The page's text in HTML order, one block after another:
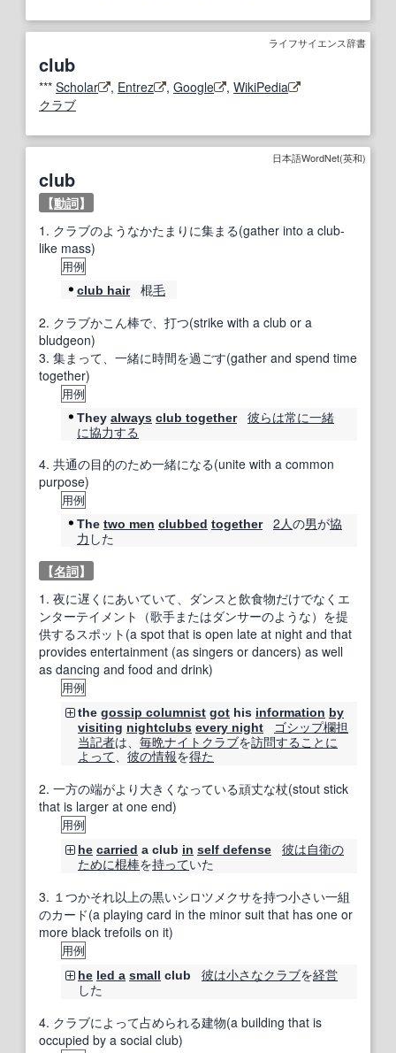
ライフサイエンス辞書
club
*** Scholar , Entrez , Google , WikiPedia
クラブ
日本語WordNet(英和)
club
【動詞】
1. クラブのようなかたまりに集まる(gather into a club-
like mass)
用例
club hair 棍毛
2. クラブかこん棒で、打つ(strike with a club or a
bludgeon)
3. 集まって、一緒に時間を過ごす(gather and spend time
together)
用例
They always club together 彼らは常に一緒
に協力する
4. 共通の目的のため一緒になる(unite with a common
purpose)
用例
The two men clubbed together 2人の男が協
力 した
【名詞】
1. 夜に遅くにあいていて、ダンスと飲食物だけでなくエ
ンターテイメント（歌手またはダンサーのような）を提
供するスポット(a spot that is open late at night and that
provides entertainment (as singers or dancers) as well
as dancing and food and drink)
用例
the gossip columnist got his information by
visiting nightclubs every night ゴシップ欄担
当記者は、 毎晩ナイトクラブを訪問することに
よって、 彼の情報を得た
2. 一方の端がより大きくなっている頑丈な杖(stout stick
that is larger at one end)
用例
he carried a club in self defense 彼は自衛の
ために棍棒を持っていた
3. １つかそれ以上の黒いシロツメクサを持つ小さい一組
のカード(a playing card in the minor suit that has one or
more black trefoils on it)
用例
he led a small club 彼は小さなクラブを経営
した
4. クラブによって占められる建物(a building that is
occupied by a social club)